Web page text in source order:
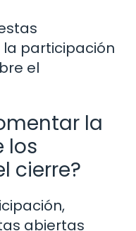
participación
el
la
los
cierre?
abiertas